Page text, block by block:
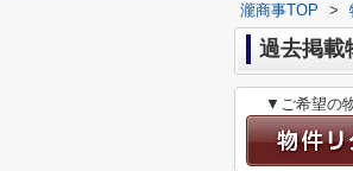
瀧商事TOP >
過去掲載
▼ご希望の